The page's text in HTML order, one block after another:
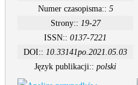
Numer czasopisma:: 5
Strony:: 19-27
ISSN:: 0137-7221
DOI:: 10.33141po.2021.05.03
Język publikacji:: polski